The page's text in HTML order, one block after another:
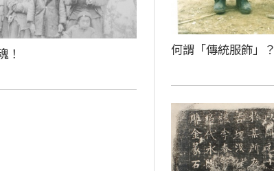
何謂「傳統服飾」？
！